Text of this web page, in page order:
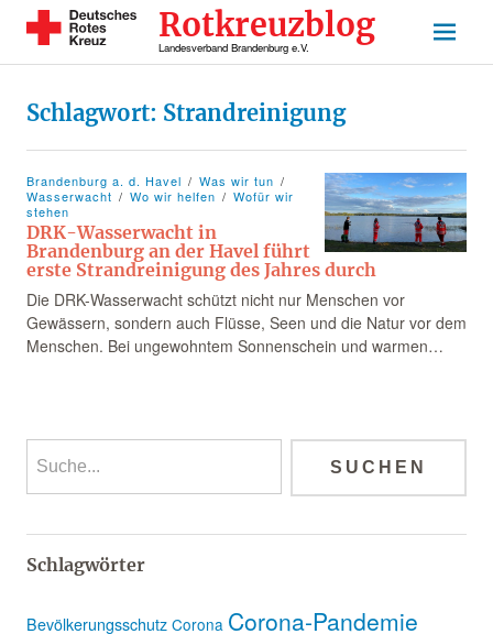
Rotkreuzblog
Landesverband Brandenburg e.V.
Schlagwort: Strandreinigung
Brandenburg a. d. Havel
Was wir tun
Wasserwacht
Wo wir helfen
Wofür wir
stehen
DRK-Wasserwacht in
Brandenburg an der Havel führt
erste Strandreinigung des Jahres durch
Die DRK-Wasserwacht schützt nicht nur Menschen vor
Gewässern, sondern auch Flüsse, Seen und die Natur vor dem
Menschen. Bei ungewohntem Sonnenschein und warmen…
Schlagwörter
Bevölkerungsschutz Corona Corona-Pandemie